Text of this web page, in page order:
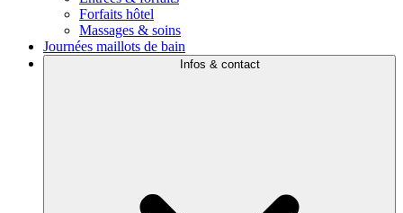
Forfaits hôtel
Massages & soins
Journées maillots de bain
Infos & contact